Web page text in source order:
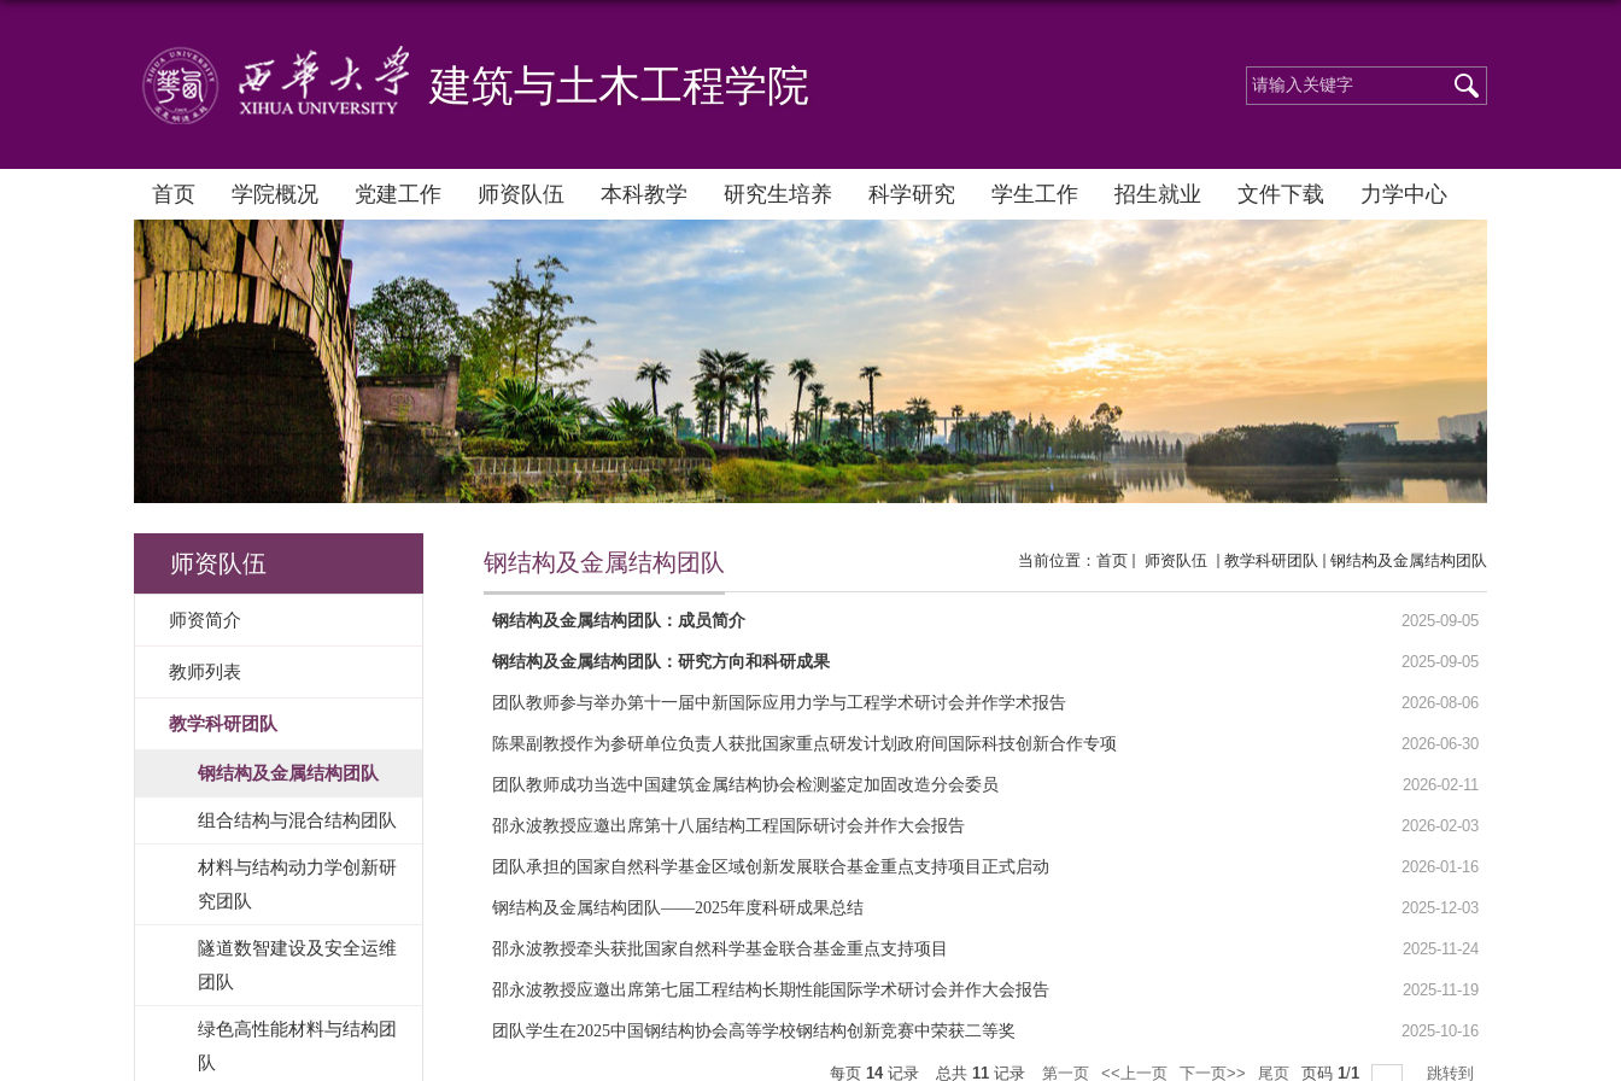
建筑与土木工程学院
首页 学院概况 党建工作 师资队伍 本科教学 研究生培养 科学研究 学生工作 招生就业 文件下载 力学中心
师资队伍
师资简介
教师列表
教学科研团队
钢结构及金属结构团队
组合结构与混合结构团队
材料与结构动力学创新研
究团队
隧道数智建设及安全运维
团队
绿色高性能材料与结构团
队
当前位置： 首页 师资队伍 教学科研团队 钢结构及金属结构团队
钢结构及金属结构团队
钢结构及金属结构团队：成员简介 2025-09-05
钢结构及金属结构团队：研究方向和科研成果 2025-09-05
团队教师参与举办第十一届中新国际应用力学与工程学术研讨会并作学术报告 2026-08-06
陈果副教授作为参研单位负责人获批国家重点研发计划政府间国际科技创新合作专项 2026-06-30
团队教师成功当选中国建筑金属结构协会检测鉴定加固改造分会委员 2026-02-11
邵永波教授应邀出席第十八届结构工程国际研讨会并作大会报告 2026-02-03
团队承担的国家自然科学基金区域创新发展联合基金重点支持项目正式启动 2026-01-16
钢结构及金属结构团队——2025年度科研成果总结 2025-12-03
邵永波教授牵头获批国家自然科学基金联合基金重点支持项目 2025-11-24
邵永波教授应邀出席第七届工程结构长期性能国际学术研讨会并作大会报告 2025-11-19
团队学生在2025中国钢结构协会高等学校钢结构创新竞赛中荣获二等奖 2025-10-16
每页 14记录 总共 11 记录 第一页 <<上一页 下一页>> 尾页 页码 1/1 跳转到